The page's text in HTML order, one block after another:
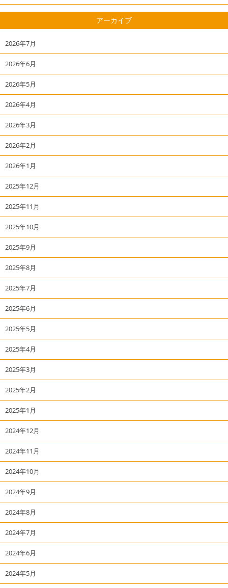
アーカイブ
2026年7月
2026年6月
2026年5月
2026年4月
2026年3月
2026年2月
2026年1月
2025年12月
2025年11月
2025年10月
2025年9月
2025年8月
2025年7月
2025年6月
2025年5月
2025年4月
2025年3月
2025年2月
2025年1月
2024年12月
2024年11月
2024年10月
2024年9月
2024年8月
2024年7月
2024年6月
2024年5月